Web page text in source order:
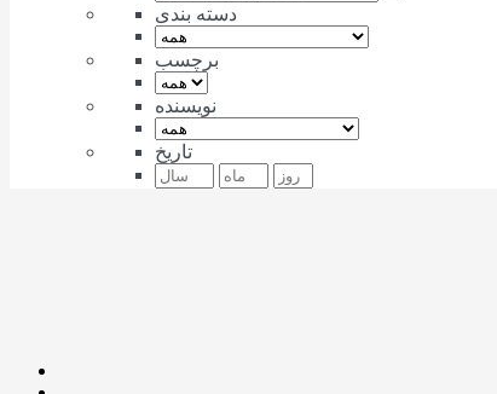
دسته بندی
برچسب
نویسنده
تاریخ